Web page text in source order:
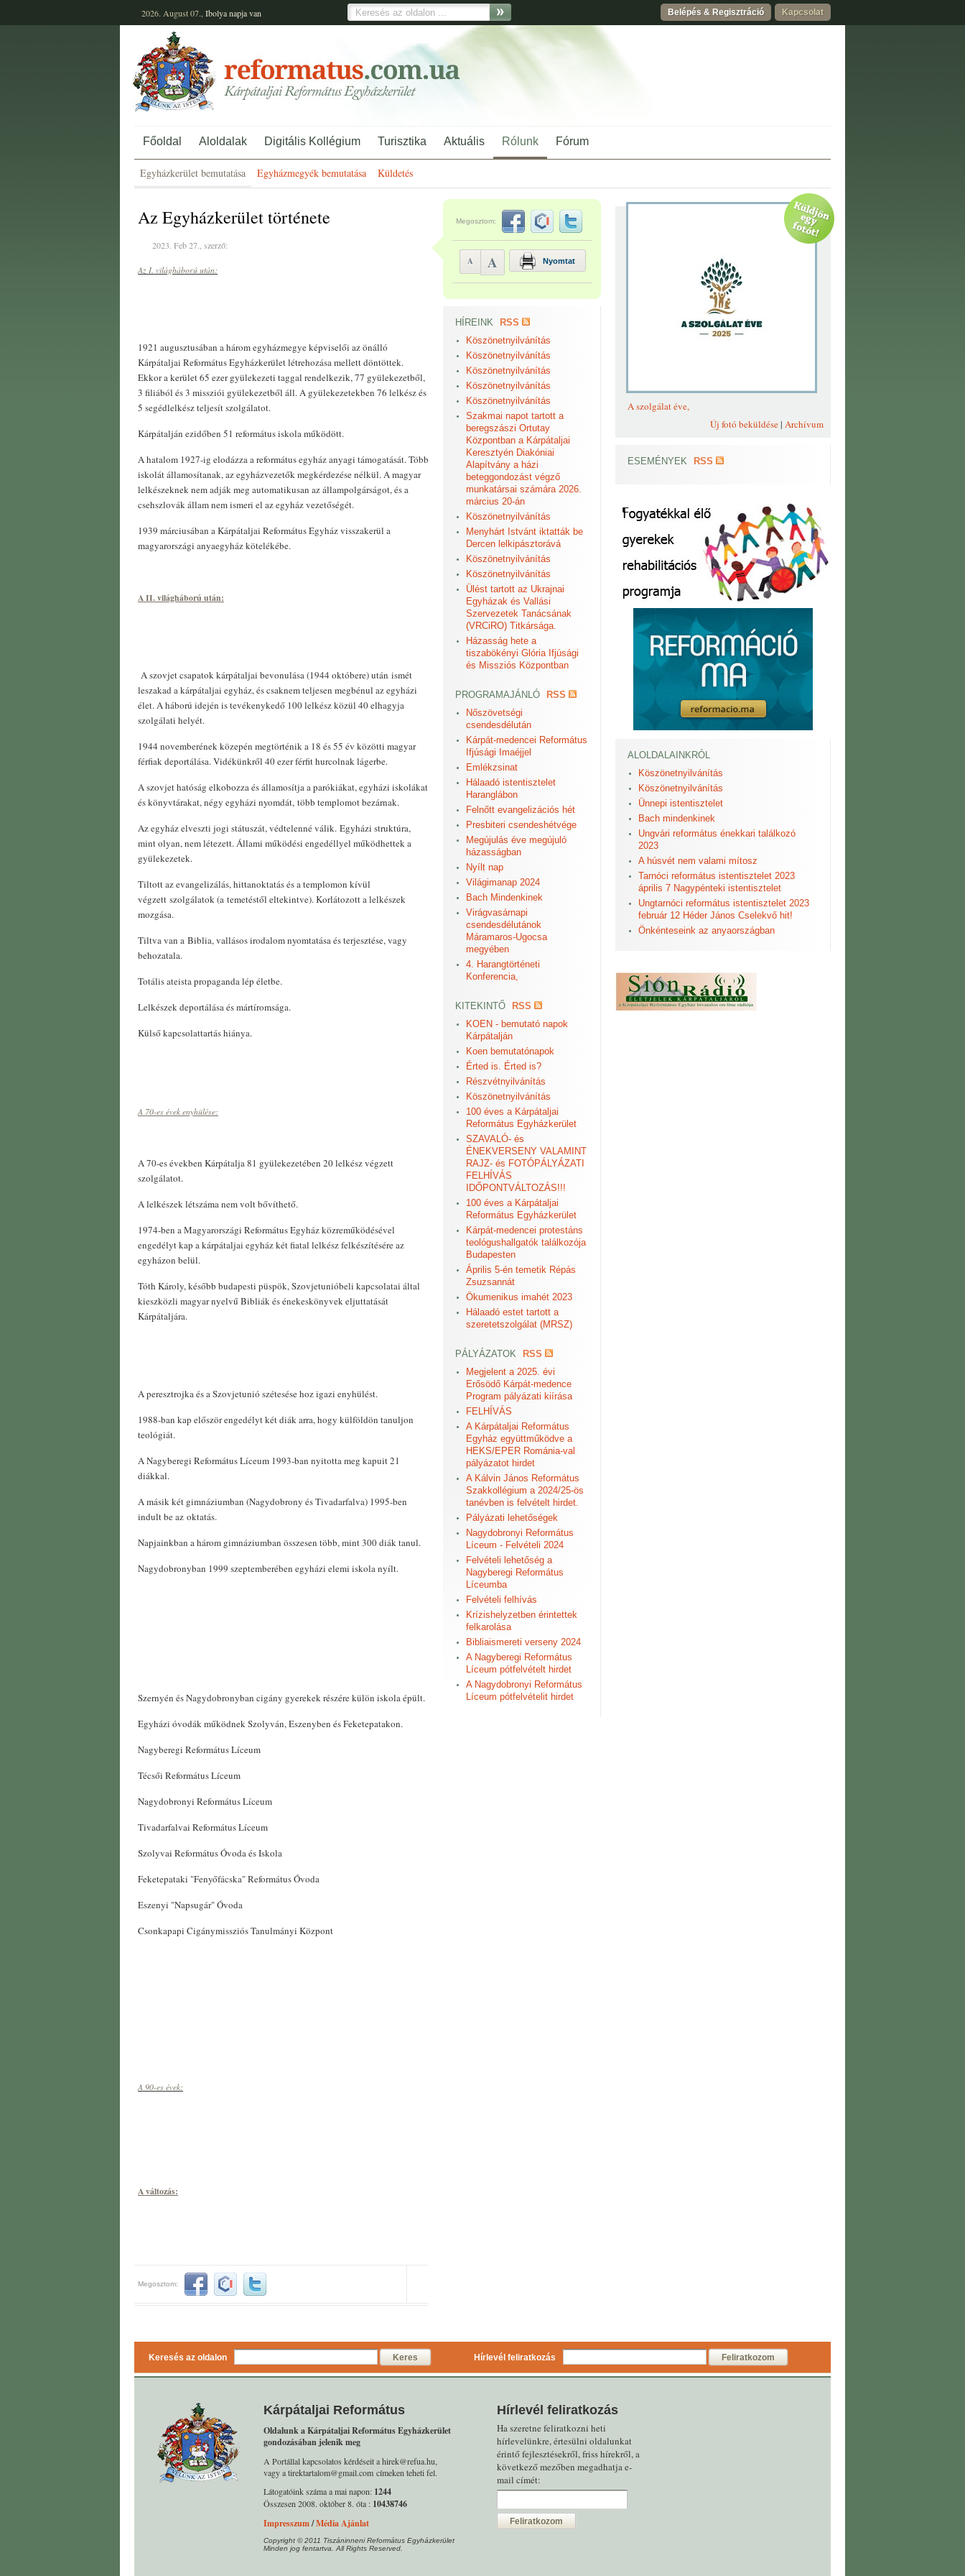
Belépés & Regisztráció Kapcsolat
2026. August 07., Ibolyanapja van
Főoldal Aloldalak Digitális Kollégium Turisztika Aktuális Rólunk Fórum
Egyházkerület bemutatása Egyházmegyék bemutatása Küldetés
Az Egyházkerület története
2023. Feb 27., szerző:
Az I. világháború után:
1921 augusztusában a három egyházmegye képviselői az önálló
Kárpátaljai Református Egyházkerület létrehozása mellett döntöttek.
Ekkor a kerület 65 ezer gyülekezeti taggal rendelkezik, 77 gyülekezetből,
3 filiából és 3 missziói gyülekezetből áll. A gyülekezetekben 76 lelkész és
5 segédlelkész teljesít szolgálatot.
Kárpátalján ezidőben 51 református iskola működött.
A hatalom 1927-ig elodázza a református egyház anyagi támogatását. Több
iskolát államosítanak, az egyházvezetők megkérdezése nélkül. A magyar
lelkészeknek nem adják meg automatikusan az állampolgárságot, és a
csehszlovák állam nem ismeri el az egyház vezetőségét.
1939 márciusában a Kárpátaljai Református Egyház visszakerül a
magyarországi anyaegyház kötelékébe.
A II. világháború után:
A szovjet csapatok kárpátaljai bevonulása (1944 októbere) után ismét
leszakad a kárpátaljai egyház, és csaknem teljesen megbénul az egyházi
élet. A háború idején is tevékenykedő 100 lelkész közül 40 elhagyja
szolgálati helyét.
1944 novemberének közepén megtörténik a 18 és 55 év közötti magyar
férfiak deportálása. Vidékünkről 40 ezer férfit hurcolnak lágerbe.
A szovjet hatóság elkobozza és államosítja a parókiákat, egyházi iskolákat
és könyvtárakat, négy egyházi nyomdát, több templomot bezárnak.
Az egyház elveszti jogi státuszát, védtelenné válik. Egyházi struktúra,
mint olyan, nem létezett. Állami működési engedéllyel működhettek a
gyülekezetek.
Tiltott az evangelizálás, hittanoktatás és a templomon kívül
végzett szolgálatok (a temetéstől eltekintve). Korlátozott a lelkészek
mozgása.
Tiltva van a Biblia, vallásos irodalom nyomtatása és terjesztése, vagy
behozatala.
Totális ateista propaganda lép életbe.
Lelkészek deportálása és mártíromsága.
Külső kapcsolattartás hiánya.
A 70-es évek enyhülése:
A 70-es években Kárpátalja 81 gyülekezetében 20 lelkész végzett
szolgálatot.
A lelkészek létszáma nem volt bővíthető.
1974-ben a Magyarországi Református Egyház közreműködésével
engedélyt kap a kárpátaljai egyház két fiatal lelkész felkészítésére az
egyházon belül.
Tóth Károly, később budapesti püspök, Szovjetunióbeli kapcsolatai által
kieszközli magyar nyelvű Bibliák és énekeskönyvek eljuttatását
Kárpátaljára.
A peresztrojka és a Szovjetunió szétesése hoz igazi enyhülést.
1988-ban kap először engedélyt két diák arra, hogy külföldön tanuljon
teológiát.
A Nagyberegi Református Líceum 1993-ban nyitotta meg kapuit 21
diákkal.
A másik két gimnáziumban (Nagydobrony és Tivadarfalva) 1995-ben
indult be az oktatás.
Napjainkban a három gimnáziumban összesen több, mint 300 diák tanul.
Nagydobronyban 1999 szeptemberében egyházi elemi iskola nyílt.
Szernyén és Nagydobronyban cigány gyerekek részére külön iskola épült.
Egyházi óvodák működnek Szolyván, Eszenyben és Feketepatakon.
Nagyberegi Református Líceum
Técsői Református Líceum
Nagydobronyi Református Líceum
Tivadarfalvai Református Líceum
Szolyvai Református Óvoda és Iskola
Feketepataki "Fenyőfácska" Református Óvoda
Eszenyi "Napsugár" Óvoda
Csonkapapi Cigánymissziós Tanulmányi Központ
A 90-es évek:
A változás:
Megosztom:
Megosztom:
A A Nyomtat
HÍREINK
RSS
Köszönetnyilvánítás
Köszönetnyilvánítás
Köszönetnyilvánítás
Köszönetnyilvánítás
Köszönetnyilvánítás
Szakmai napot tartott a
beregszászi Ortutay
Központban a Kárpátaljai
Keresztyén Diakóniai
Alapítvány a házi
beteggondozást végző
munkatársai számára 2026.
március 20-án
Köszönetnyilvánítás
Menyhárt Istvánt iktatták be
Dercen lelkipásztorává
Köszönetnyilvánítás
Köszönetnyilvánítás
Ülést tartott az Ukrajnai
Egyházak és Vallási
Szervezetek Tanácsának
(VRCiRO) Titkársága.
Házasság hete a
tiszabökényi Glória Ifjúsági
és Missziós Központban
PROGRAMAJÁNLÓ
RSS
Nőszövetségi
csendesdélután
Kárpát-medencei Református
Ifjúsági Imaéjjel
Emlékzsinat
Hálaadó istentisztelet
Haranglábon
Felnőtt evangelizációs hét
Presbiteri csendeshétvége
Megújulás éve megújuló
házasságban
Nyílt nap
Világimanap 2024
Bach Mindenkinek
Virágvasárnapi
csendesdélutánok
Máramaros-Ugocsa
megyében
4. Harangtörténeti
Konferencia,
KITEKINTŐ
RSS
KOEN - bemutató napok
Kárpátalján
Koen bemutatónapok
Érted is. Érted is?
Részvétnyilvánítás
Köszönetnyilvánítás
100 éves a Kárpátaljai
Református Egyházkerület
SZAVALÓ- és
ÉNEKVERSENY VALAMINT
RAJZ- és FOTÓPÁLYÁZATI
FELHÍVÁS
IDŐPONTVÁLTOZÁS!!!
100 éves a Kárpátaljai
Református Egyházkerület
Kárpát-medencei protestáns
teológushallgatók találkozója
Budapesten
Április 5-én temetik Répás
Zsuzsannát
Ökumenikus imahét 2023
Hálaadó estet tartott a
szeretetszolgálat (MRSZ)
PÁLYÁZATOK
RSS
Megjelent a 2025. évi
Erősödő Kárpát-medence
Program pályázati kiírása
FELHÍVÁS
A Kárpátaljai Református
Egyház együttműködve a
HEKS/EPER Románia-val
pályázatot hirdet
A Kálvin János Református
Szakkollégium a 2024/25-ös
tanévben is felvételt hirdet.
Pályázati lehetőségek
Nagydobronyi Református
Líceum - Felvételi 2024
Felvételi lehetőség a
Nagyberegi Református
Líceumba
Felvételi felhívás
Krízishelyzetben érintettek
felkarolása
Bibliaismereti verseny 2024
A Nagyberegi Református
Líceum pótfelvételt hirdet
A Nagydobronyi Református
Líceum pótfelvételit hirdet
A szolgálat éve,
Új fotó beküldése| Archívum
ESEMÉNYEK RSS
ALOLDALAINKRÓL
Köszönetnyilvánítás
Köszönetnyilvánítás
Ünnepi istentisztelet
Bach mindenkinek
Ungvári református énekkari találkozó
2023
A húsvét nem valami mítosz
Tarnóci református istentisztelet 2023
április 7 Nagypénteki istentisztelet
Ungtarnóci református istentisztelet 2023
február 12 Héder János Cselekvő hit!
Önkénteseink az anyaországban
Keresés az oldalon Keres Hírlevél feliratkozás Feliratkozom
Kárpátaljai Református
Oldalunk a Kárpátaljai Református Egyházkerület
gondozásában jelenik meg
A Portállal kapcsolatos kérdéseit a hirek@refua.hu,
vagy a tirektartalom@gmail.com címeken teheti fel.
Látogatóink száma a mai napon: 1244
Összesen 2008. október 8. óta : 10438746
Impresszum/Média Ajánlat
Copyright © 2011 Tiszáninneni Református Egyházkerület
Minden jog fentartva. All Rights Reserved.
Hírlevél feliratkozás
Ha szeretne feliratkozni heti
hírlevelünkre, értesülni oldalunkat
érintő fejlesztésekről, friss hírekről, a
következő mezőben megadhatja e-
mail címét:
Feliratkozom